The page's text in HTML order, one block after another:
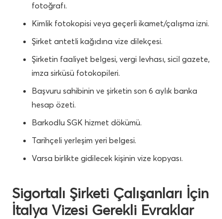
fotoğrafı.
Kimlik fotokopisi veya geçerli ikamet/çalışma izni.
Şirket antetli kağıdına vize dilekçesi.
Şirketin faaliyet belgesi, vergi levhası, sicil gazete,
imza sirküsü fotokopileri.
Başvuru sahibinin ve şirketin son 6 aylık banka
hesap özeti.
Barkodlu SGK hizmet dökümü.
Tarihçeli yerleşim yeri belgesi.
Varsa birlikte gidilecek kişinin vize kopyası.
Sigortalı Şirketi Çalışanları İçin
İtalya Vizesi Gerekli Evraklar